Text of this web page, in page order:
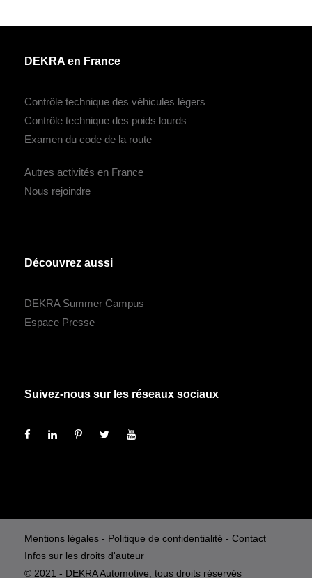
DEKRA en France
Contrôle technique des véhicules légers
Contrôle technique des poids lourds
Examen du code de la route
Autres activités en France
Nous rejoindre
Découvrez aussi
DEKRA Summer Campus
Espace Presse
Suivez-nous sur les réseaux sociaux
Mentions légales - Politique de confidentialité - Contact
Infos sur les droits d'auteur
© 2021 - DEKRA Automotive, tous droits réservés